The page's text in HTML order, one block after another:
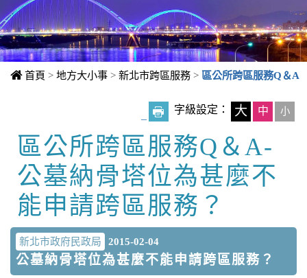
首頁 > 地方大小事 > 新北市跨區服務 > 區公所跨區服務Q＆A
字級設定： 大 中 小
中央內容區塊
區公所跨區服務Q＆A-
公墓納骨塔位為甚麼不
能申請跨區服務？
新北市政府民政局 2015-02-04
公墓納骨塔位為甚麼不能申請跨區服務？